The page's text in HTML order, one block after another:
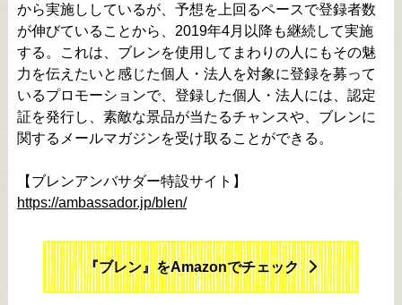
から実施ししているが、予想を上回るペースで登録者数
が伸びていることから、2019年4月以降も継続して実施
する。これは、ブレンを使用してまわりの人にもその魅
力を伝えたいと感じた個人・法人を対象に登録を募って
いるプロモーションで、登録した個人・法人には、認定
証を発行し、素敵な景品が当たるチャンスや、ブレンに
関するメールマガジンを受け取ることができる。
【ブレンアンバサダー特設サイト】
https://ambassador.jp/blen/
『ブレン』をAmazonでチェック